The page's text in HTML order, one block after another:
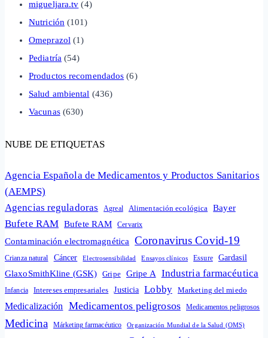
migueljara.tv (4)
Nutrición(101)
Omeprazol(1)
Pediatría(54)
Productos recomendados (6)
Salud ambiental (436)
Vacunas(630)
NUBE DE ETIQUETAS
Agencia Española de Medicamentos y Productos Sanitarios
(AEMPS)
Agencias reguladoras
Agreal Alimentación ecológica Bayer
Bufete RAM Bufete RAM Cervarix
Contaminación electromagnética Coronavirus Covid-19
Crianza natural Cáncer Electrosensibilidad Ensayos clínicos Essure Gardasil
GlaxoSmithKline (GSK) Gripe Gripe A Industria farmacéutica
Infancia Intereses empresariales Justicia Lobby Marketing del miedo
Medicalización Medicamentos peligrosos Medicamentos peligrosos
Medicina Márketing farmacéutico Organización Mundial de la Salud (OMS)